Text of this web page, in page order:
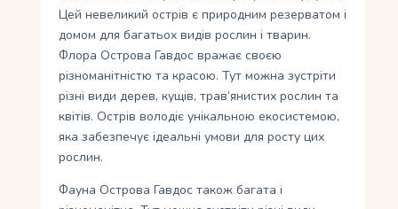
Цей невеликий острів є природним резерватом і
домом для багатьох видів рослин і тварин.
Флора Острова Гавдос вражає своєю
різноманітністю та красою. Тут можна зустріти
різні види дерев, кущів, трав’янистих рослин та
квітів. Острів володіє унікальною екосистемою,
яка забезпечує ідеальні умови для росту цих
рослин.
Фауна Острова Гавдос також багата і